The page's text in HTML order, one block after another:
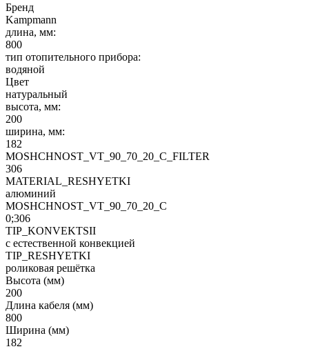
Бренд
Kampmann
длина, мм:
800
тип отопительного прибора:
водяной
Цвет
натуральный
высота, мм:
200
ширина, мм:
182
MOSHCHNOST_VT_90_70_20_C_FILTER
306
MATERIAL_RESHYETKI
алюминий
MOSHCHNOST_VT_90_70_20_C
0;306
TIP_KONVEKTSII
с естественной конвекцией
TIP_RESHYETKI
роликовая решётка
Высота (мм)
200
Длина кабеля (мм)
800
Ширина (мм)
182